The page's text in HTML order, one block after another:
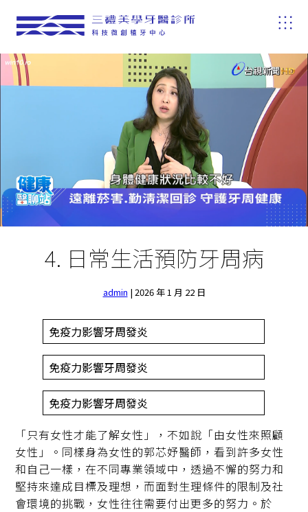
4. 日常生活預防牙周病
admin | 2026 年 1 月 22 日
免疫力影響牙周發炎
免疫力影響牙周發炎
免疫力影響牙周發炎
「只有女性才能了解女性」，不如說「由女性來照顧
女性」。同樣身為女性的郭芯妤醫師，看到許多女性
和自己一樣，在不同專業領域中，透過不懈的努力和
堅持來達成目標及理想，而面對生理條件的限制及社
會環境的挑戰，女性往往需要付出更多的努力。於